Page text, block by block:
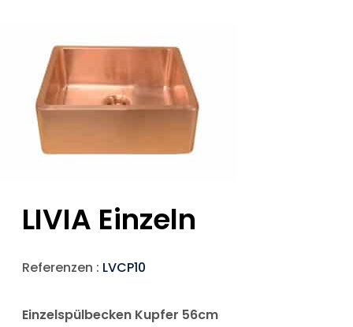
LIVIA Einzeln
Referenzen : LVCP10
Einzelspülbecken Kupfer 56cm